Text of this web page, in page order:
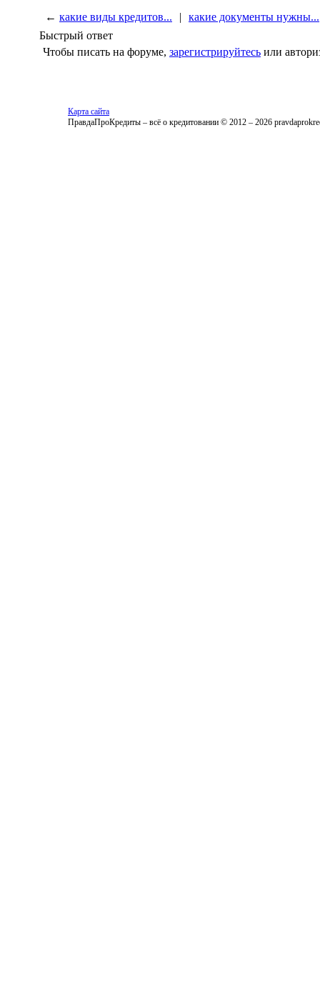
← какие виды кредитов... | какие документы нужны...
Быстрый ответ
Чтобы писать на форуме, зарегистрируйтесь или
Карта сайта
ПравдаПроКредиты – всё о кредитовании © 2012 – 2026